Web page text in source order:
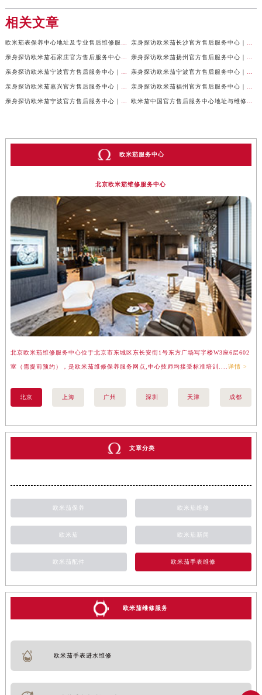
相关文章
欧米茄表保养中心地址及专业售后维修服务权威公示（2026年7月最新） 亲身探访欧米茄长沙官方售后服务中心｜地址与24小时服务电话（2026年7月最新）
亲身探访欧米茄石家庄官方售后服务中心｜全新维修门店地址及电话（2026年7月最新） 亲身探访欧米茄扬州官方售后服务中心｜详细地址及客服热线（2026年7月最新）
亲身探访欧米茄宁波官方售后服务中心｜网点地址与官方电话（2026年7月最新） 亲身探访欧米茄宁波官方售后服务中心｜官方地址及联系电话（2026年7月最新）
亲身探访欧米茄嘉兴官方售后服务中心｜最新地址与售后热线（2026年7月最新） 亲身探访欧米茄福州官方售后服务中心｜网点地址与官方电话（2026年7月最新）
亲身探访欧米茄宁波官方售后服务中心｜热线与地址（2026年7月最新） 欧米茄中国官方售后服务中心地址与维修热线实地考察报告多信源验证（2026年7月最新）
欧米茄服务中心
北京欧米茄维修服务中心
北京欧米茄维修服务中心位于北京市东城区东长安街1号东方广场写字楼W3座6层602
室（需提前预约），是欧米茄维修保养服务网点,中心技师均接受标准培训....详情 >
北京 上海 广州 深圳 天津 成都
文章分类
欧米茄保养 欧米茄维修
欧米茄 欧米茄新闻
欧米茄配件 欧米茄手表维修
欧米茄维修服务
欧米茄手表进水维修